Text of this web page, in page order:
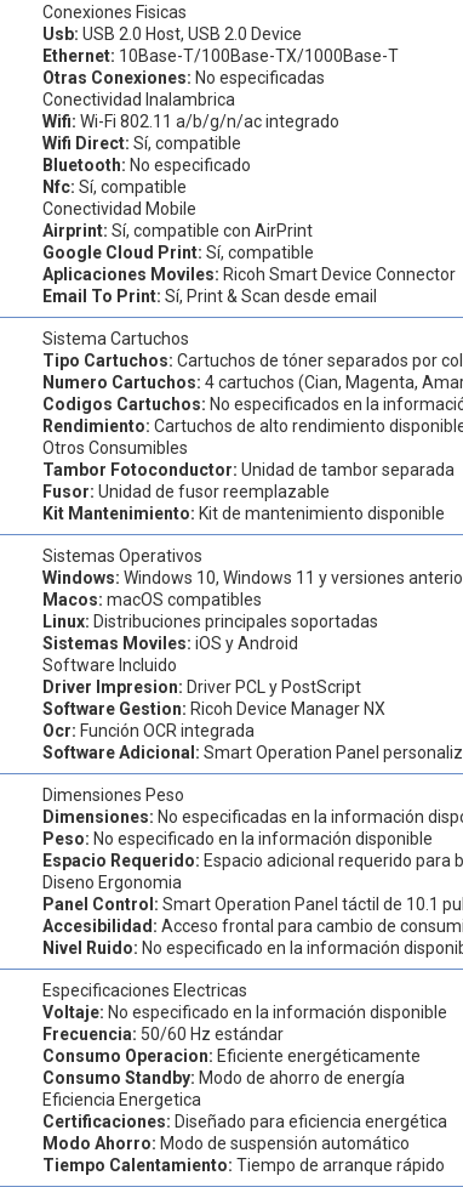
Conexiones Fisicas
Usb:USB 2.0 Host, USB 2.0 Device
Ethernet: 10Base-T/100Base-TX/1000Base-T
Otras Conexiones: No especificadas
Conectividad Inalambrica
Wifi:Wi-Fi 802.11 a/b/g/n/ac integrado
Wifi Direct:Sí, compatible
Bluetooth: No especificado
Nfc:Sí, compatible
Conectividad Mobile
Airprint:Sí, compatible con AirPrint
Google Cloud Print:Sí, compatible
Aplicaciones Moviles: Ricoh Smart Device Connector
Email To Print:Sí, Print & Scan desde email
Sistema Cartuchos
Tipo Cartuchos:Cartuchos de tóner separados por
Numero Cartuchos:4 cartuchos (Cian, Magenta,
Codigos Cartuchos: No especificados en la
Rendimiento:Cartuchos de alto rendimiento
Otros Consumibles
Tambor Fotoconductor:Unidad de tambor separada
Fusor:Unidad de fusor reemplazable
Kit Mantenimiento: Kit de mantenimiento disponible
Sistemas Operativos
Windows:Windows 10, Windows 11 y versiones
Macos:macOS compatibles
Linux: Distribuciones principales soportadas
Sistemas Moviles:iOS y Android
Software Incluido
Driver Impresion: Driver PCL y PostScript
Software Gestion: Ricoh Device Manager NX
Ocr: Función OCR integrada
Software Adicional:Smart Operation Panel
Dimensiones Peso
Dimensiones: No especificadas en la información
Peso: No especificado en la información disponible
Espacio Requerido: Espacio adicional requerido para
Diseno Ergonomia
Panel Control:Smart Operation Panel táctil de 10.1
Accesibilidad:Acceso frontal para cambio de
Nivel Ruido: No especificado en la información
Especificaciones Electricas
Voltaje: No especificado en la información disponible
Frecuencia: 50/60 Hz estándar
Consumo Operacion: Eficiente energéticamente
Consumo Standby: Modo de ahorro de energía
Eficiencia Energetica
Certificaciones: Diseñado para eficiencia energética
Modo Ahorro: Modo de suspensión automático
Tiempo Calentamiento:Tiempo de arranque rápido